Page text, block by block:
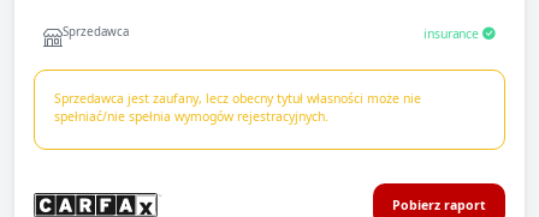
Sprzedawca insurance
Sprzedawca jest zaufany, lecz obecny tytuł własności może nie
spełniać/nie spełnia wymogów rejestracyjnych.
Pobierz raport